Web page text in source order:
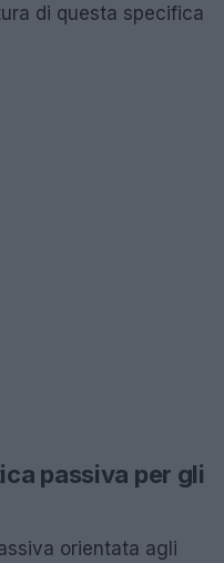
di questa specifica
passiva per gli
orientata agli